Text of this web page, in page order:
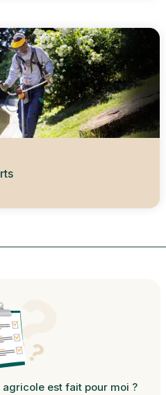
est fait pour moi ?